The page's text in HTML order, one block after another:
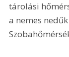
tárolási
a nemes